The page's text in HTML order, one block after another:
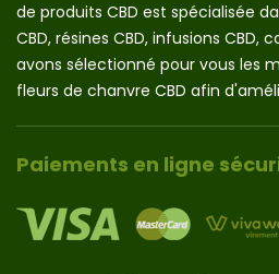
de produits CBD est spécialisée
CBD, résines CBD, infusions CBD,
avons sélectionné pour vous les
fleurs de chanvre CBD afin
Paiements en ligne